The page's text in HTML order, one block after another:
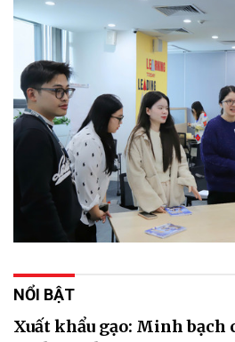
NỔI BẬT
Xuất khẩu gạo: Minh bạch